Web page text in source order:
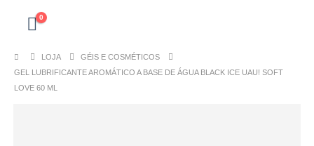
0
LOJA
GÉIS E COSMÉTICOS
GEL LUBRIFICANTE AROMÁTICO A BASE DE ÁGUA BLACK ICE UAU! SOFT
LOVE 60 ML